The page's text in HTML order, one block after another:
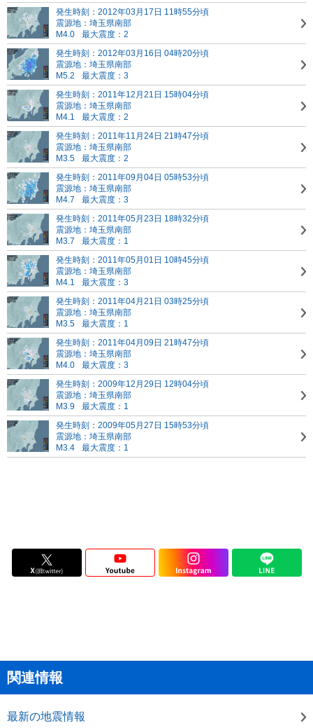
発生時刻：2012年03月17日 11時55分頃
震源地：埼玉県南部
M4.0
最大震度：2
発生時刻：2012年03月16日 04時20分頃
震源地：埼玉県南部
M5.2
最大震度：3
発生時刻：2011年12月21日 15時04分頃
震源地：埼玉県南部
M4.1
最大震度：2
発生時刻：2011年11月24日 21時47分頃
震源地：埼玉県南部
M3.5
最大震度：2
発生時刻：2011年09月04日 05時53分頃
震源地：埼玉県南部
M4.7
最大震度：3
発生時刻：2011年05月23日 18時32分頃
震源地：埼玉県南部
M3.7
最大震度：1
発生時刻：2011年05月01日 10時45分頃
震源地：埼玉県南部
M4.1
最大震度：3
発生時刻：2011年04月21日 03時25分頃
震源地：埼玉県南部
M3.5
最大震度：1
発生時刻：2011年04月09日 21時47分頃
震源地：埼玉県南部
M4.0
最大震度：3
発生時刻：2009年12月29日 12時04分頃
震源地：埼玉県南部
M3.9
最大震度：1
発生時刻：2009年05月27日 15時53分頃
震源地：埼玉県南部
M3.4
最大震度：1
関連情報
最新の地震情報